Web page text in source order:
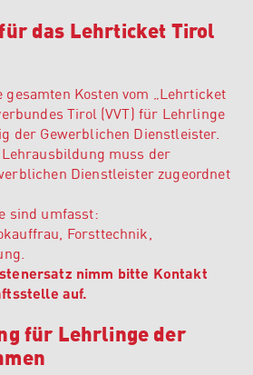
das Lehrticket Tirol
Kosten vom „Lehrticket
Tirol (VVT) für Lehrlinge
der Gewerblichen Dienstleister.
muss der
Dienstleister zugeordnet
sind umfasst:
Forsttechnik,
nimm bitte Kontakt
auf.
für Lehrlinge der